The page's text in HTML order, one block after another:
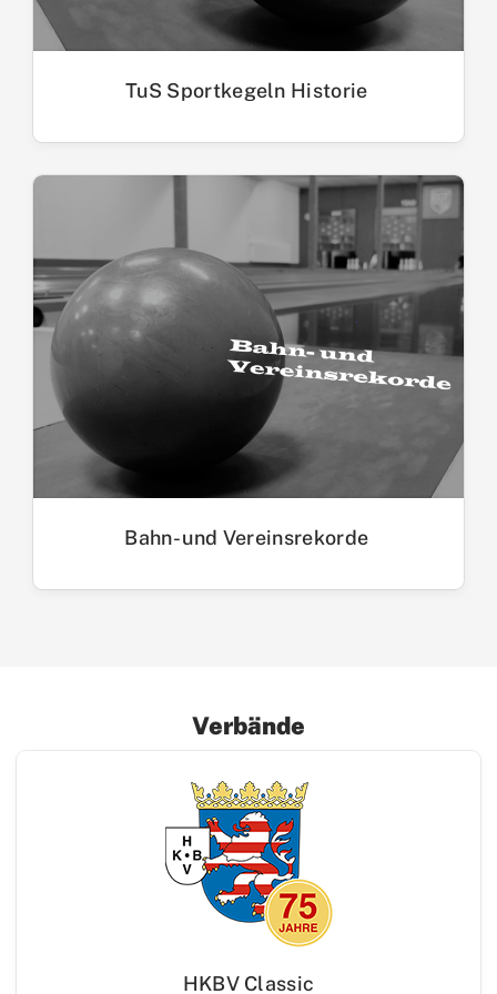
TuS Sportkegeln Historie
Bahn- und Vereinsrekorde
Verbände
HKBV Classic